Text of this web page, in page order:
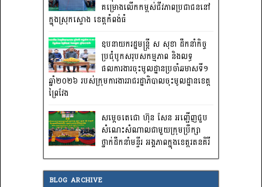
គម្រោងលើកកម្ពស់ជីវភាពប្រជាជននៅ
ក្នុងស្រុកស្ទោង ខេត្តកំពង់ធំ
ឧបនាយករដ្ឋមន្ត្រី ស សុខា ដឹកនាំកិច្ច
ប្រជុំបូកសរុបសកម្មភាព និងលទ្ធ
ផលការងារចុះមូលដ្ឋានប្រចាំឆមាសទី១
ឆ្នាំ២០២៦ របស់ក្រុមការងាររាជរដ្ឋាភិបាលចុះមូលដ្ឋានខេត្ត
ព្រៃវែង
សម្តេចតេជោ ហ៊ុន សែន អញ្ជើញជួប
សំណេះសំណាលជាមួយក្រុមប្រឹក្សា
ថ្នាក់ដឹកនាំមន្ទីរ អង្គភាពក្នុងខេត្តរតនគិរី
BLOG ARCHIVE